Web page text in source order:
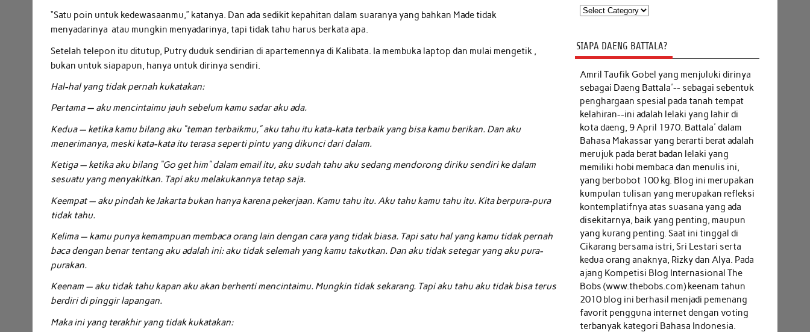
“Satu poin untuk kedewasaanmu,” katanya. Dan ada sedikit kepahitan dalam suaranya yang bahkan Made tidak
menyadarinya atau mungkin menyadarinya, tapi tidak tahu harus berkata apa.
Setelah telepon itu ditutup, Putry duduk sendirian di apartemennya di Kalibata. Ia membuka laptop dan mulai mengetik ,
bukan untuk siapapun, hanya untuk dirinya sendiri.
Hal-hal yang tidak pernah kukatakan:
Pertama — aku mencintaimu jauh sebelum kamu sadar aku ada.
Kedua — ketika kamu bilang aku “teman terbaikmu,” aku tahu itu kata-kata terbaik yang bisa kamu berikan. Dan aku
menerimanya, meski kata-kata itu terasa seperti pintu yang dikunci dari dalam.
Ketiga — ketika aku bilang “Go get him” dalam email itu, aku sudah tahu aku sedang mendorong diriku sendiri ke dalam
sesuatu yang menyakitkan. Tapi aku melakukannya tetap saja.
Keempat — aku pindah ke Jakarta bukan hanya karena pekerjaan. Kamu tahu itu. Aku tahu kamu tahu itu. Kita berpura-pura
tidak tahu.
Kelima — kamu punya kemampuan membaca orang lain dengan cara yang tidak biasa. Tapi satu hal yang kamu tidak pernah
baca dengan benar tentang aku adalah ini: aku tidak selemah yang kamu takutkan. Dan aku tidak setegar yang aku pura-
purakan.
Keenam — aku tidak tahu kapan aku akan berhenti mencintaimu. Mungkin tidak sekarang. Tapi aku tahu aku tidak bisa terus
berdiri di pinggir lapangan.
Maka ini yang terakhir yang tidak kukatakan:
Kategori
SIAPA DAENG BATTALA?
Amril Taufik Gobel yang menjuluki dirinya
sebagai Daeng Battala'-- sebagai sebentuk
penghargaan spesial pada tanah tempat
kelahiran--ini adalah lelaki yang lahir di
kota daeng, 9 April 1970. Battala' dalam
Bahasa Makassar yang berarti berat adalah
merujuk pada berat badan lelaki yang
memiliki hobi membaca dan menulis ini,
yang berbobot 100 kg. Blog ini merupakan
kumpulan tulisan yang merupakan refleksi
kontemplatifnya atas suasana yang ada
disekitarnya, baik yang penting, maupun
yang kurang penting. Saat ini tinggal di
Cikarang bersama istri, Sri Lestari serta
kedua orang anaknya, Rizky dan Alya. Pada
ajang Kompetisi Blog Internasional The
Bobs (www.thebobs.com) keenam tahun
2010 blog ini berhasil menjadi pemenang
favorit pengguna internet dengan voting
terbanyak kategori Bahasa Indonesia.